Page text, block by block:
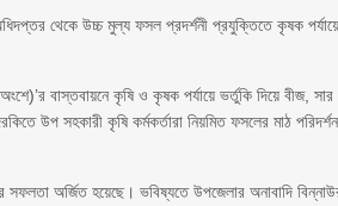
থেকে উচ্চ মুল্য ফসল প্রদর্শনী প্রযুক্তিতে কৃষক
বাস্তবায়নে কৃষি ও কৃষক পর্যায়ে ভর্তুকি দিয়ে বীজ, সার
উপ সহকারী কৃষি কর্মকর্তারা নিয়মিত ফসলের মাঠ পরিদর্শন
সফলতা অর্জিত হয়েছে। ভবিষ্যতে উপজেলার অনাবাদি